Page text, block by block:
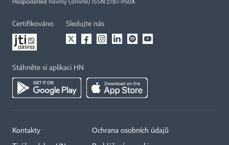
Hospodářské noviny (online) ISSN 2787-950X
Certifikováno Sledujte nás
Stáhněte si aplikaci HN
Kontakty Ochrana osobních údajů